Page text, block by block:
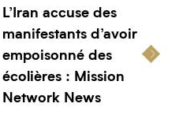
L’Iran accuse des
manifestants d’avoir
empoisonné des
écolières : Mission
Network News